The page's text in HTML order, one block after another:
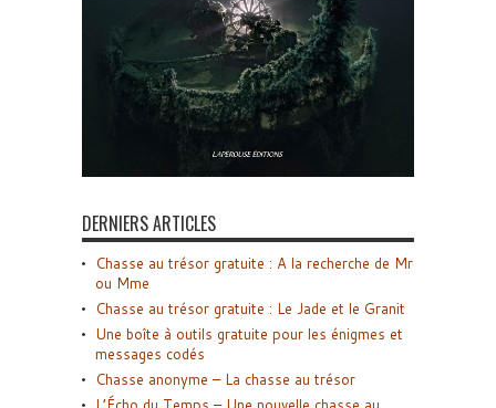
DERNIERS ARTICLES
Chasse au trésor gratuite : A la recherche de Mr
ou Mme
Chasse au trésor gratuite : Le Jade et le Granit
Une boîte à outils gratuite pour les énigmes et
messages codés
Chasse anonyme – La chasse au trésor